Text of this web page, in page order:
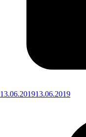
13.06.201913.06.2019